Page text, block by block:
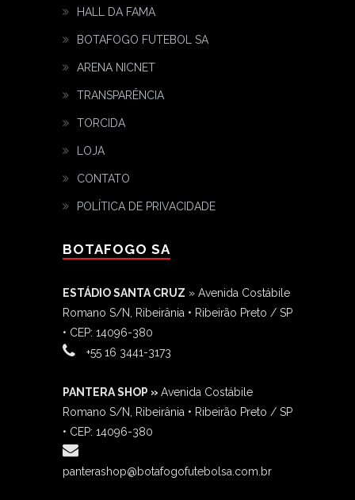
HALL DA FAMA
BOTAFOGO FUTEBOL SA
ARENA NICNET
TRANSPARÊNCIA
TORCIDA
LOJA
CONTATO
POLÍTICA DE PRIVACIDADE
BOTAFOGO SA
ESTÁDIO SANTA CRUZ » Avenida Costábile
Romano S/N, Ribeirânia • Ribeirão Preto / SP
• CEP: 14096-380
‎+55 16 3441-3173
PANTERA SHOP » Avenida Costábile
Romano S/N, Ribeirânia • Ribeirão Preto / SP
• CEP: 14096-380
panterashop@botafogofutebolsa.com.br